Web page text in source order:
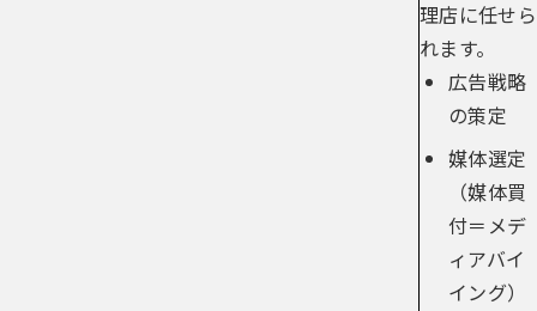
理店に任せら
れます。
広告戦略
の策定
媒体選定
（媒体買
付＝メデ
ィアバイ
イング）